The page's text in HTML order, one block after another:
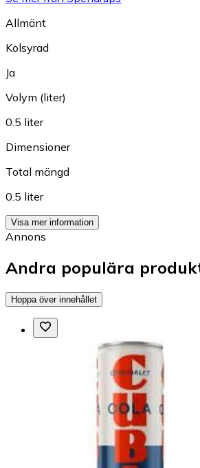
Allmänt
Kolsyrad
Ja
Volym (liter)
0.5 liter
Dimensioner
Total mängd
0.5 liter
Visa mer information
Annons
Andra populära
Hoppa över innehållet